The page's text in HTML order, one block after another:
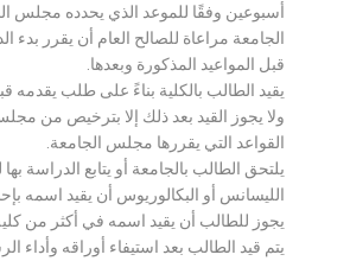
أسبوعين وفقًا للموعد الذي يحدده مجلس
الجامعة مراعاة للصالح العام أن يقرر بدء
قبل المواعيد المذكورة وبعدها.
يقيد الطالب بالكلية بناءً على طلب يقدمه
ولا يجوز القيد بعد ذلك إلا بترخيص من
القواعد التي يقررها مجلس الجامعة.
يلتحق الطالب بالجامعة أو يتابع الدراسة
الليسانس أو البكالوريوس أن يقيد اسمه
يجوز للطالب أن يقيد اسمه في أكثر من
يتم قيد الطالب بعد استيفاء أوراقه وأداء